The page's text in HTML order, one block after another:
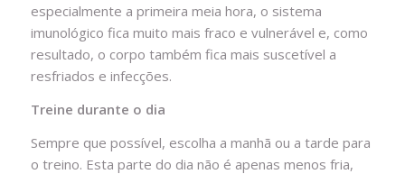
especialmente a primeira meia hora, o sistema
imunológico fica muito mais fraco e vulnerável e, como
resultado, o corpo também fica mais suscetível a
resfriados e infecções.
Treine durante o dia
Sempre que possível, escolha a manhã ou a tarde para
o treino. Esta parte do dia não é apenas menos fria,